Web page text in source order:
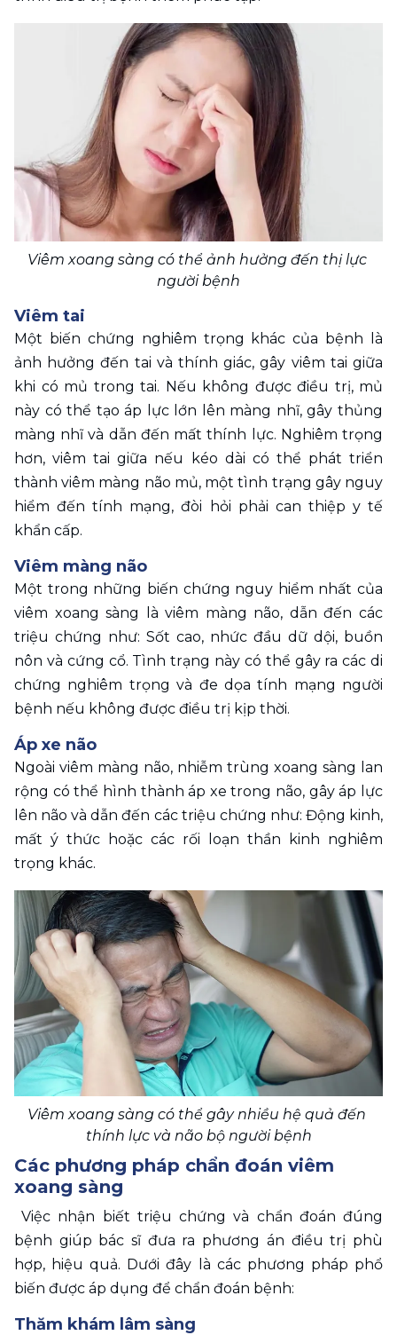
Viêm xoang sàng có thể ảnh hưởng đến thị lực
người bệnh
Viêm tai
Một biến chứng nghiêm trọng khác của bệnh là
ảnh hưởng đến tai và thính giác, gây viêm tai giữa
khi có mủ trong tai. Nếu không được điều trị, mủ
này có thể tạo áp lực lớn lên màng nhĩ, gây thủng
màng nhĩ và dẫn đến mất thính lực. Nghiêm trọng
hơn, viêm tai giữa nếu kéo dài có thể phát triển
thành viêm màng não mủ, một tình trạng gây nguy
hiểm đến tính mạng, đòi hỏi phải can thiệp y tế
khẩn cấp.
Viêm màng não
Một trong những biến chứng nguy hiểm nhất của
viêm xoang sàng là viêm màng não, dẫn đến các
triệu chứng như: Sốt cao, nhức đầu dữ dội, buồn
nôn và cứng cổ. Tình trạng này có thể gây ra các di
chứng nghiêm trọng và đe dọa tính mạng người
bệnh nếu không được điều trị kịp thời.
Áp xe não
Ngoài viêm màng não, nhiễm trùng xoang sàng lan
rộng có thể hình thành áp xe trong não, gây áp lực
lên não và dẫn đến các triệu chứng như: Động kinh,
mất ý thức hoặc các rối loạn thần kinh nghiêm
trọng khác.
Viêm xoang sàng có thể gây nhiều hệ quả đến
thính lực và não bộ người bệnh
Các phương pháp chẩn đoán viêm
xoang sàng
Việc nhận biết triệu chứng và chẩn đoán đúng
bệnh giúp bác sĩ đưa ra phương án điều trị phù
hợp, hiệu quả. Dưới đây là các phương pháp phổ
biến được áp dụng để chẩn đoán bệnh:
Thăm khám lâm sàng